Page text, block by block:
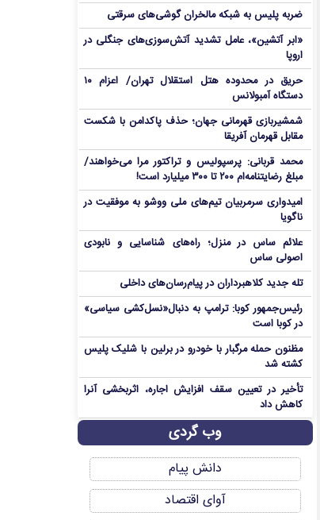
ضربه پلیس به شبکه مالخران گوشی‌های سرقتی
«ابر آتشین»، عامل تشدید آتش‌سوزی‌های جنگلی در
اروپا
حریق در محدوده هتل استقلال تهران/ اعزام ۱۰
دستگاه آمبولانس
شمشیربازی قهرمانی جهان؛ حذف پاکدامن با شکست
مقابل قهرمان آفریقا
محمد قربانی: پرسپولیس و تراکتور مرا می‌خواهند/
مبلغ رضایتنامه‌ام ۲۰۰ تا ۳۰۰ میلیارد است!
امیدواری سرمربیان تیم‌های ملی ووشو به موفقیت در
ناگویا
علائم ساس در منزل؛ راه‌های شناسایی و نابودی
اصولی ساس
تله جدید کلاهبرداران در پیام‌رسان‌های داخلی
رئیس‌جمهور کوبا: ترامپ به دنبال«نسل‌کشی سیاسی»
در کوبا است
مظنون حمله مرگبار با خودرو در برلین با شلیک پلیس
کشته شد
تأخیر در تعیین سقف افزایش اجاره، اثربخشی آنرا
کاهش داد
وب گردی
دانش پیام
آوای اقتصاد